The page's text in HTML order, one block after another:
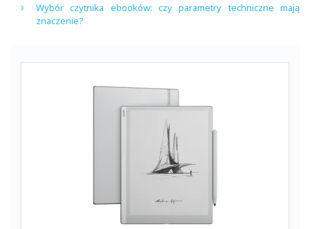
Wybór czytnika ebooków: czy parametry techniczne mają
znaczenie?